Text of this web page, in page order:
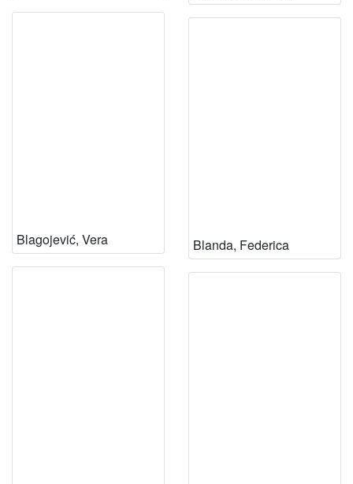
Blagojević, Vera Blanda, Federica